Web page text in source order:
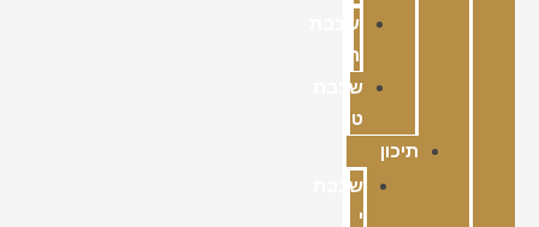
שכבת
ח
שכבת
ט
תיכון
שכבת
י